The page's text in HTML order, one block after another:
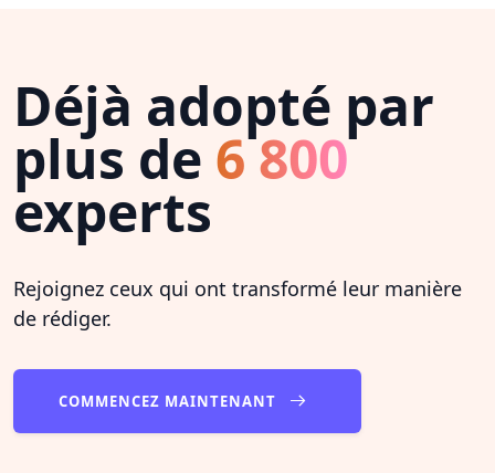
Déjà adopté par
plus de 6 800
experts
Rejoignez ceux qui ont transformé leur manière
de rédiger.
COMMENCEZ MAINTENANT